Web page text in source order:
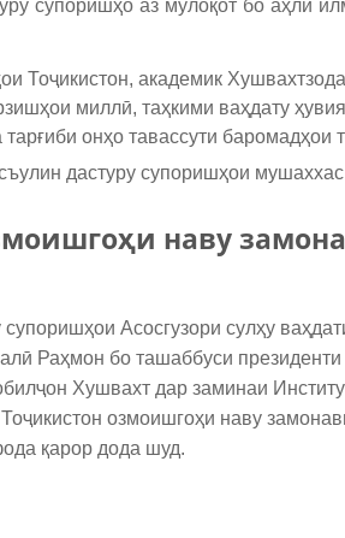
супоришҳо аз мулоқот бо аҳли
Тоҷикистон, академик
миллӣ, таҳкими ваҳдату
онҳо тавассути
дастуру супоришҳои
наву
Асосгузори сулҳу
Раҳмон бо ташаббуси
Хушвахт дар заминаи
озмоишгоҳи наву
қарор дода шуд.